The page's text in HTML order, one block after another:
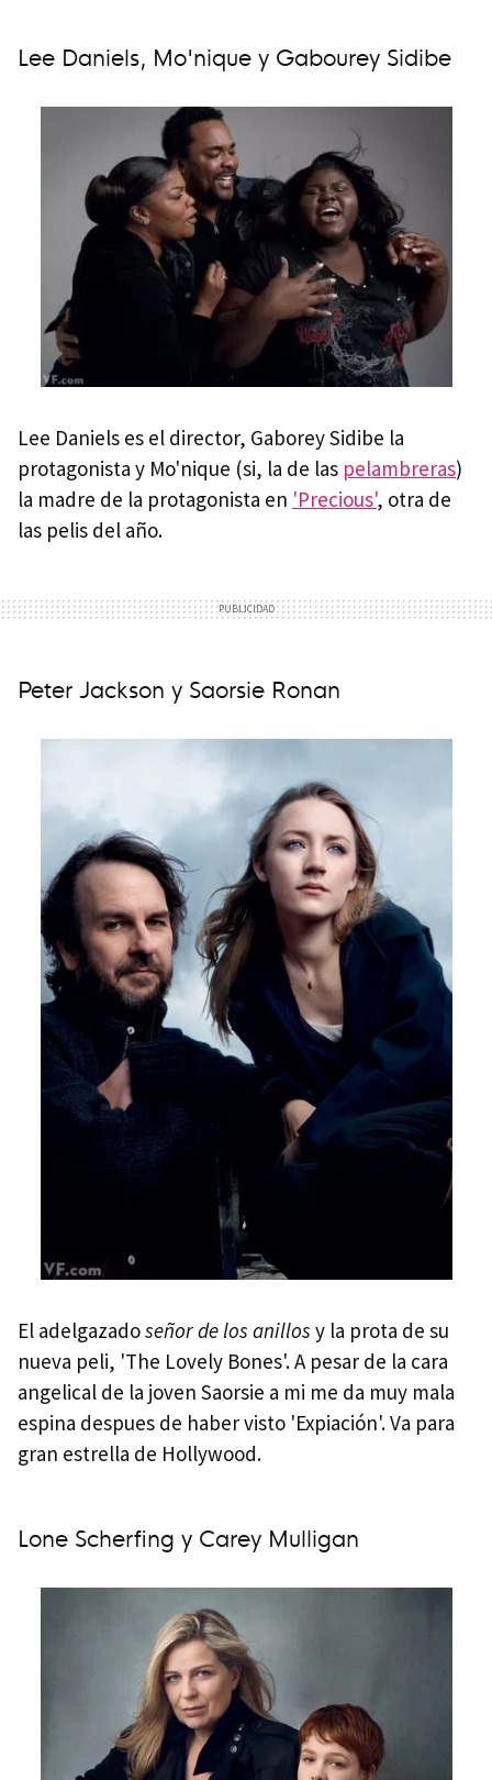
Lee Daniels, Mo'nique y Gabourey Sidibe
Lee Daniels es el director, Gaborey Sidibe la
protagonista y Mo'nique (si, la de las pelambreras)
la madre de la protagonista en 'Precious', otra de
las pelis del año.
Peter Jackson y Saorsie Ronan
El adelgazadoseñor de los anillos y la prota de su
nueva peli, 'The Lovely Bones'. A pesar de la cara
angelical de la joven Saorsie a mi me da muy mala
espina despues de haber visto 'Expiación'. Va para
gran estrella de Hollywood.
Lone Scherfing y Carey Mulligan